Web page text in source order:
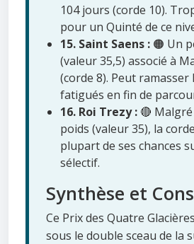
104 jours (corde 10).
pour un Quinté de ce
15. Saint Saens : 🟠 Un
(valeur 35,5) associé à
(corde 8). Peut
fatigués en fin de
16. Roi Trezy : 🔴
poids (valeur 35), la
plupart de ses chances
sélectif.
Synthèse et
Ce Prix des Quatre
sous le double sceau de la